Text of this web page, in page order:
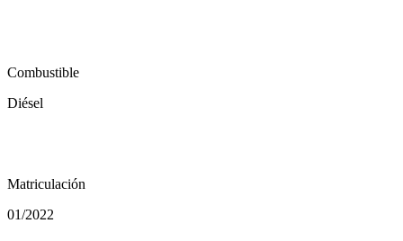
Combustible
Diésel
Matriculación
01/2022